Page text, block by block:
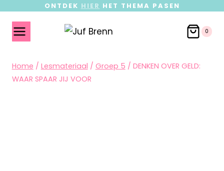
ONTDEK HIER HET THEMA PASEN
0
Home / Lesmateriaal / Groep 5 / DENKEN OVER GELD:
WAAR SPAAR JIJ VOOR